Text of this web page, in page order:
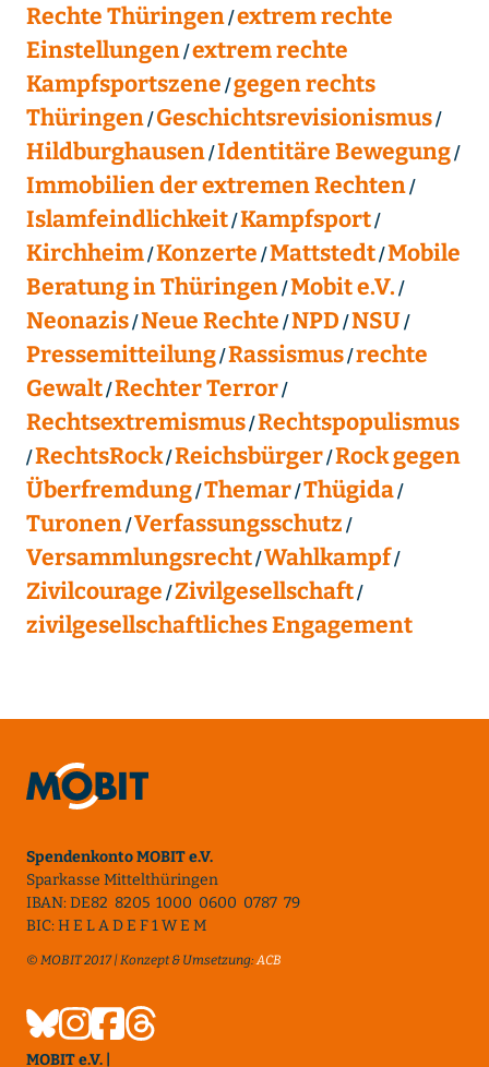
Rechte Thüringen extrem rechte
Einstellungen extrem rechte
Kampfsportszene gegen rechts
Thüringen Geschichtsrevisionismus
Hildburghausen Identitäre Bewegung
Immobilien der extremen Rechten
Islamfeindlichkeit Kampfsport
Kirchheim Konzerte Mattstedt Mobile
Beratung in Thüringen Mobit e.V.
Neonazis Neue Rechte NPD NSU
Pressemitteilung Rassismus rechte
Gewalt Rechter Terror
Rechtsextremismus Rechtspopulismus
RechtsRock Reichsbürger Rock gegen
Überfremdung Themar Thügida
Turonen Verfassungsschutz
Versammlungsrecht Wahlkampf
Zivilcourage Zivilgesellschaft
zivilgesellschaftliches Engagement
Spendenkonto MOBIT e.V.
Sparkasse Mittelthüringen
IBAN: DE82 8205 1000 0600 0787 79
BIC: H E L A D E F 1 W E M
© MOBIT 2017 | Konzept & Umsetzung:ACB
MOBIT e.V. |